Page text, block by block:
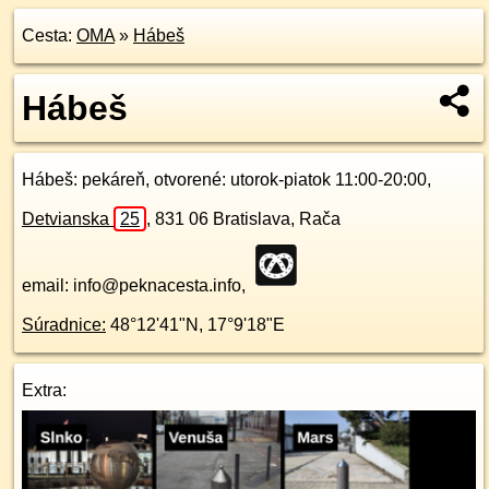
Cesta: OMA» Hábeš
Hábeš
Hábeš: pekáreň, otvorené: utorok-piatok 11:00-20:00,
Detvianska 25 , 831 06 Bratislava, Rača
email: info@peknacesta.info,
Súradnice: 48°12'41"N , 17°9'18"E
Extra: